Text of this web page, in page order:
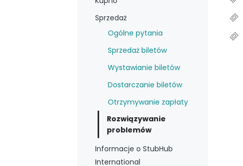
Sprzedaż
Ogólne pytania
Sprzedaż biletów
Wystawianie biletów
Dostarczanie biletów
Otrzymywanie zapłaty
Rozwiązywanie
problemów
Informacje o StubHub
International